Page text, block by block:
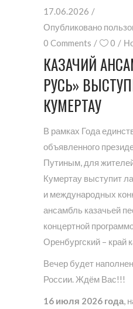
17.06.2026
Опубликовано
0 Comments
0
КАЗАЧИЙ
РУСЬ»
КУМЕРТАУ
В рамках Года
объявленного
Путиным, для
Кумертау выступит
и международных
ансамбль казачьей
концертной
Оренбургский – край
Вечер будет
России. Ждём Вас!!!
16 июля 2026 года,